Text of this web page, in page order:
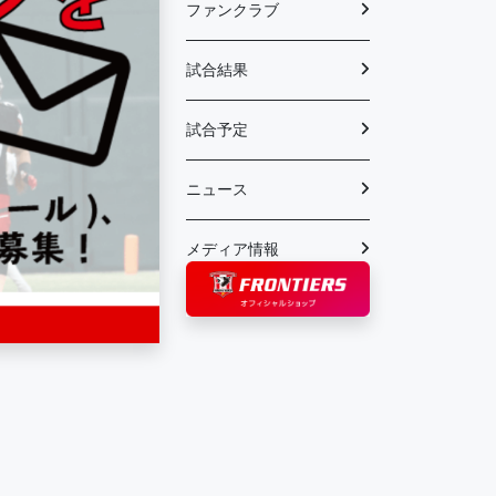
ファンクラブ
試合結果
試合予定
ニュース
メディア情報